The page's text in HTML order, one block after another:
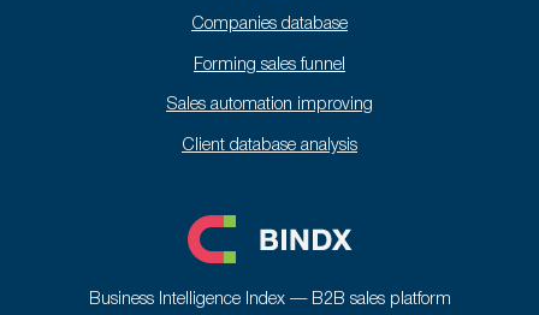
Companies database
Forming sales funnel
Sales automation improving
Client database analysis
Business Intelligence Index — B2B sales platform